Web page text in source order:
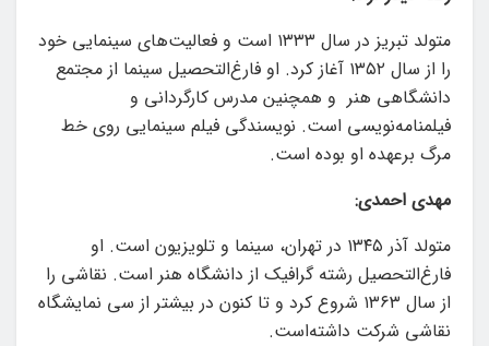
متولد تبریز در سال ۱۳۳۳ است و فعالیت‌های سینمایی خود
را از سال ۱۳۵۲ آغاز کرد. او فارغ‌التحصیل سینما از مجتمع
دانشگاهی هنر و همچنین مدرس کارگردانی و
فیلمنامه‌نویسی است. نویسندگی فیلم سینمایی روی خط
مرگ برعهده او بوده است.
مهدی احمدی:
متولد آذر ۱۳۴۵ در تهران، سینما و تلویزیون است. او
فارغ‌التحصیل رشته گرافیک از دانشگاه هنر است. نقاشی را
از سال ۱۳۶۳ شروع کرد و تا کنون در بیشتر از سی نمایشگاه
نقاشی شرکت داشته‌است.